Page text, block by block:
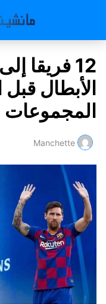
الأبطال قبل
المجموعات
Manchette